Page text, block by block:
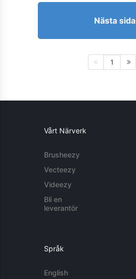
Nästa sida
1
Vårt Närverk
Brusheezy
Vecteezy
Videezy
Bli en
leverantör
Språk
English